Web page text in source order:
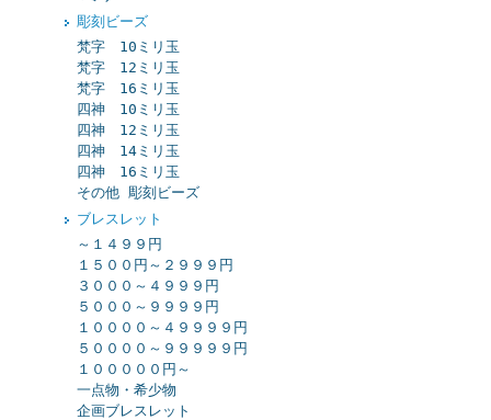
彫刻ビーズ
梵字 10ミリ玉
梵字 12ミリ玉
梵字 16ミリ玉
四神 10ミリ玉
四神 12ミリ玉
四神 14ミリ玉
四神 16ミリ玉
その他 彫刻ビーズ
ブレスレット
～１４９９円
１５００円～２９９９円
３０００～４９９９円
５０００～９９９９円
１００００～４９９９９円
５００００～９９９９９円
１０００００円～
一点物・希少物
企画ブレスレット